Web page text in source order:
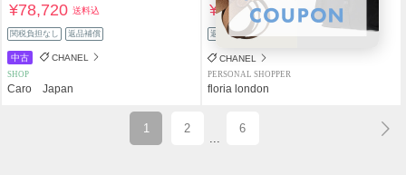
¥78,720送料込
関税負担なし 返品補償
中古 CHANEL
SHOP
Caro Japan
¥279,800送料込
返品補償
CHANEL
PERSONAL SHOPPER
floria london
1 2 6